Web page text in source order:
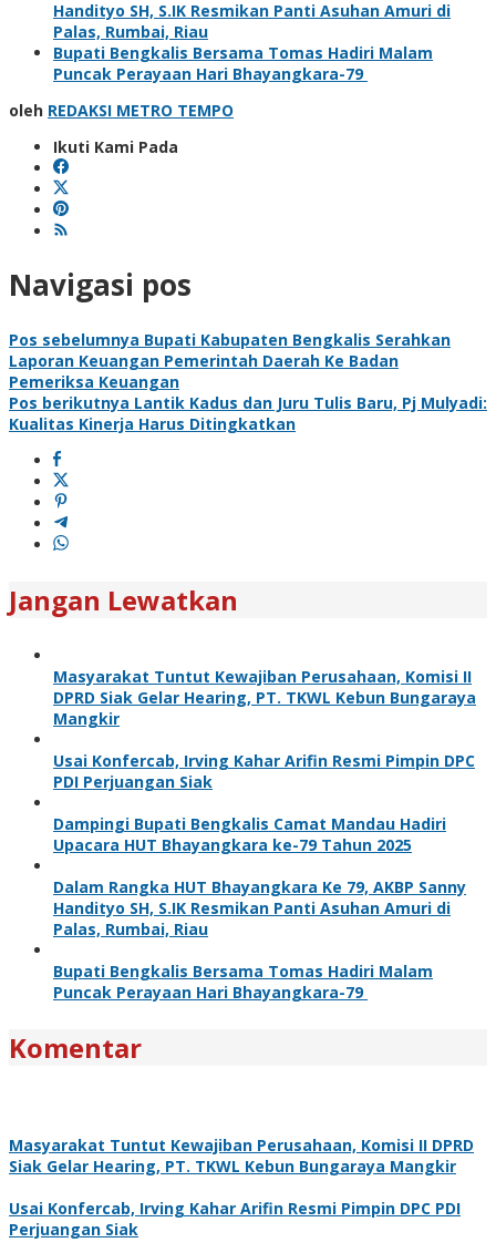
Handityo SH, S.IK Resmikan Panti Asuhan Amuri di
Palas, Rumbai, Riau
Bupati Bengkalis Bersama Tomas Hadiri Malam
Puncak Perayaan Hari Bhayangkara-79
oleh REDAKSI METRO TEMPO
Ikuti Kami Pada
Navigasi pos
Pos sebelumnya Bupati Kabupaten Bengkalis Serahkan
Laporan Keuangan Pemerintah Daerah Ke Badan
Pemeriksa Keuangan
Pos berikutnya Lantik Kadus dan Juru Tulis Baru, Pj Mulyadi:
Kualitas Kinerja Harus Ditingkatkan
Jangan Lewatkan
Masyarakat Tuntut Kewajiban Perusahaan, Komisi II
DPRD Siak Gelar Hearing, PT. TKWL Kebun Bungaraya
Mangkir
Usai Konfercab, Irving Kahar Arifin Resmi Pimpin DPC
PDI Perjuangan Siak
Dampingi Bupati Bengkalis Camat Mandau Hadiri
Upacara HUT Bhayangkara ke-79 Tahun 2025
Dalam Rangka HUT Bhayangkara Ke 79, AKBP Sanny
Handityo SH, S.IK Resmikan Panti Asuhan Amuri di
Palas, Rumbai, Riau
Bupati Bengkalis Bersama Tomas Hadiri Malam
Puncak Perayaan Hari Bhayangkara-79
Komentar
Masyarakat Tuntut Kewajiban Perusahaan, Komisi II DPRD
Siak Gelar Hearing, PT. TKWL Kebun Bungaraya Mangkir
Usai Konfercab, Irving Kahar Arifin Resmi Pimpin DPC PDI
Perjuangan Siak